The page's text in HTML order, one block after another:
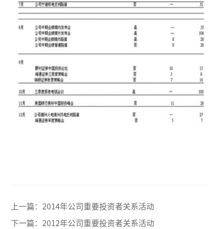
上一篇：2014年公司重要投资者关系活动
下一篇：2012年公司重要投资者关系活动